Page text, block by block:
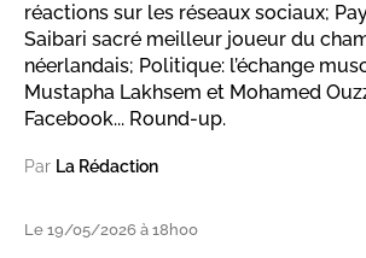
réactions sur les réseaux sociaux;
Saibari sacré meilleur joueur du
néerlandais; Politique: l’échange
Mustapha Lakhsem et Mohamed
Facebook... Round-up.
Par La Rédaction
Le 19/05/2026 à 18h00